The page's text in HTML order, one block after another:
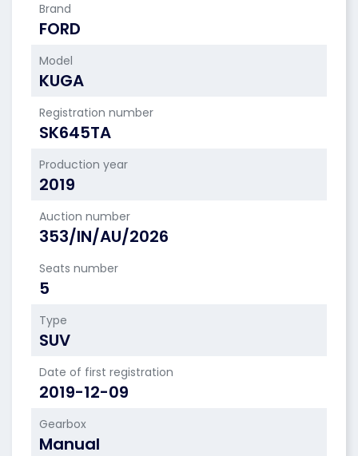
Brand
FORD
Model
KUGA
Registration number
SK645TA
Production year
2019
Auction number
353/IN/AU/2026
Seats number
5
Type
SUV
Date of first registration
2019-12-09
Gearbox
Manual